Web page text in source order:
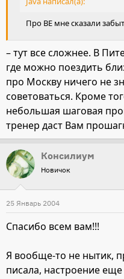
Про ВЕ мне сказали
– тут все сложнее. В
где можно поездить
про Москву ничего не
советоваться. Кроме
небольшая шаговая
тренер даст Вам
Консилиум
Новичок
25 Январь 2004
Спасибо всем вам!!!
Я вообще-то не нытик,
писала, настроение